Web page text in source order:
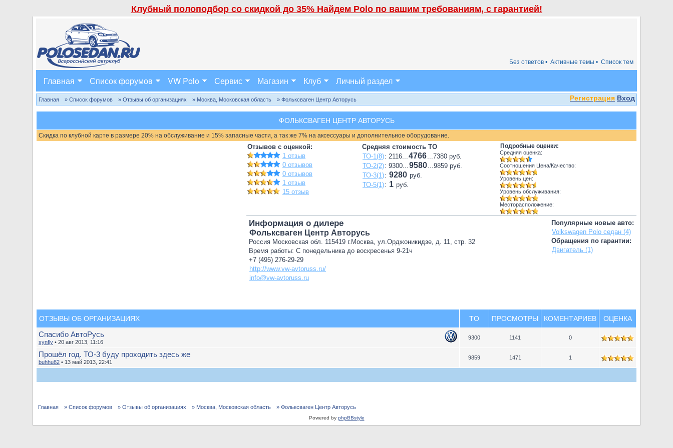
Клубный полоподбор со скидкой до 35% Найдем Polo по вашим требованиям, с гарантией!
Список тем
Активные темы •
Без ответов •
Главная Список форумов VW Polo Сервис Магазин Клуб Личный раздел
Регистрация Вход
Главная » Список форумов » Отзывы об организациях » Москва, Московская область » Фольксваген Центр Авторусь
ФОЛЬКСВАГЕН ЦЕНТР АВТОРУСЬ
Скидка по клубной карте в размере 20% на обслуживание и 15% запасные части, а так же 7% на аксессуары и дополнительное оборудование.
Отзывов с оценкой:
1 отзыв
0 отзывов
0 отзывов
1 отзыв
15 отзыв
Средняя стоимость ТО
ТО-1(8): 2116...4766...7380 руб.
ТО-2(2): 9300...9580...9859 руб.
ТО-3(1): 9280 руб.
ТО-5(1): 1 руб.
Подробные оценки:
Средняя оценка:
Соотношения Цена/Качество:
Уровень цен:
Уровень обслуживания:
Месторасположение:
Популярные новые авто:
Volkswagen Polo седан (4)
Обращения по гарантии:
Двигатель (1)
Информация о дилере
Фольксваген Центр Авторусь
Россия Московская обл. 115419 г.Москва, ул.Орджоникидзе, д. 11, стр. 32
Время работы: С понедельника до воскресенья 9-21ч
+7 (495) 276-29-29
http://www.vw-avtoruss.ru/
info@vw-avtoruss.ru
ОТЗЫВЫ ОБ ОРГАНИЗАЦИЯХ TO ПРОСМОТРЫ КОМЕНТАРИЕВ ОЦЕНКА
Спасибо АвтоРусь
synfly • 20 авг 2013, 11:16
9300 1141 0
Прошёл год. ТО-3 буду проходить здесь же
buhhu82 • 13 май 2013, 22:41
9859 1471 1
Главная » Список форумов » Отзывы об организациях » Москва, Московская область » Фольксваген Центр Авторусь
Powered by phpBBstyle